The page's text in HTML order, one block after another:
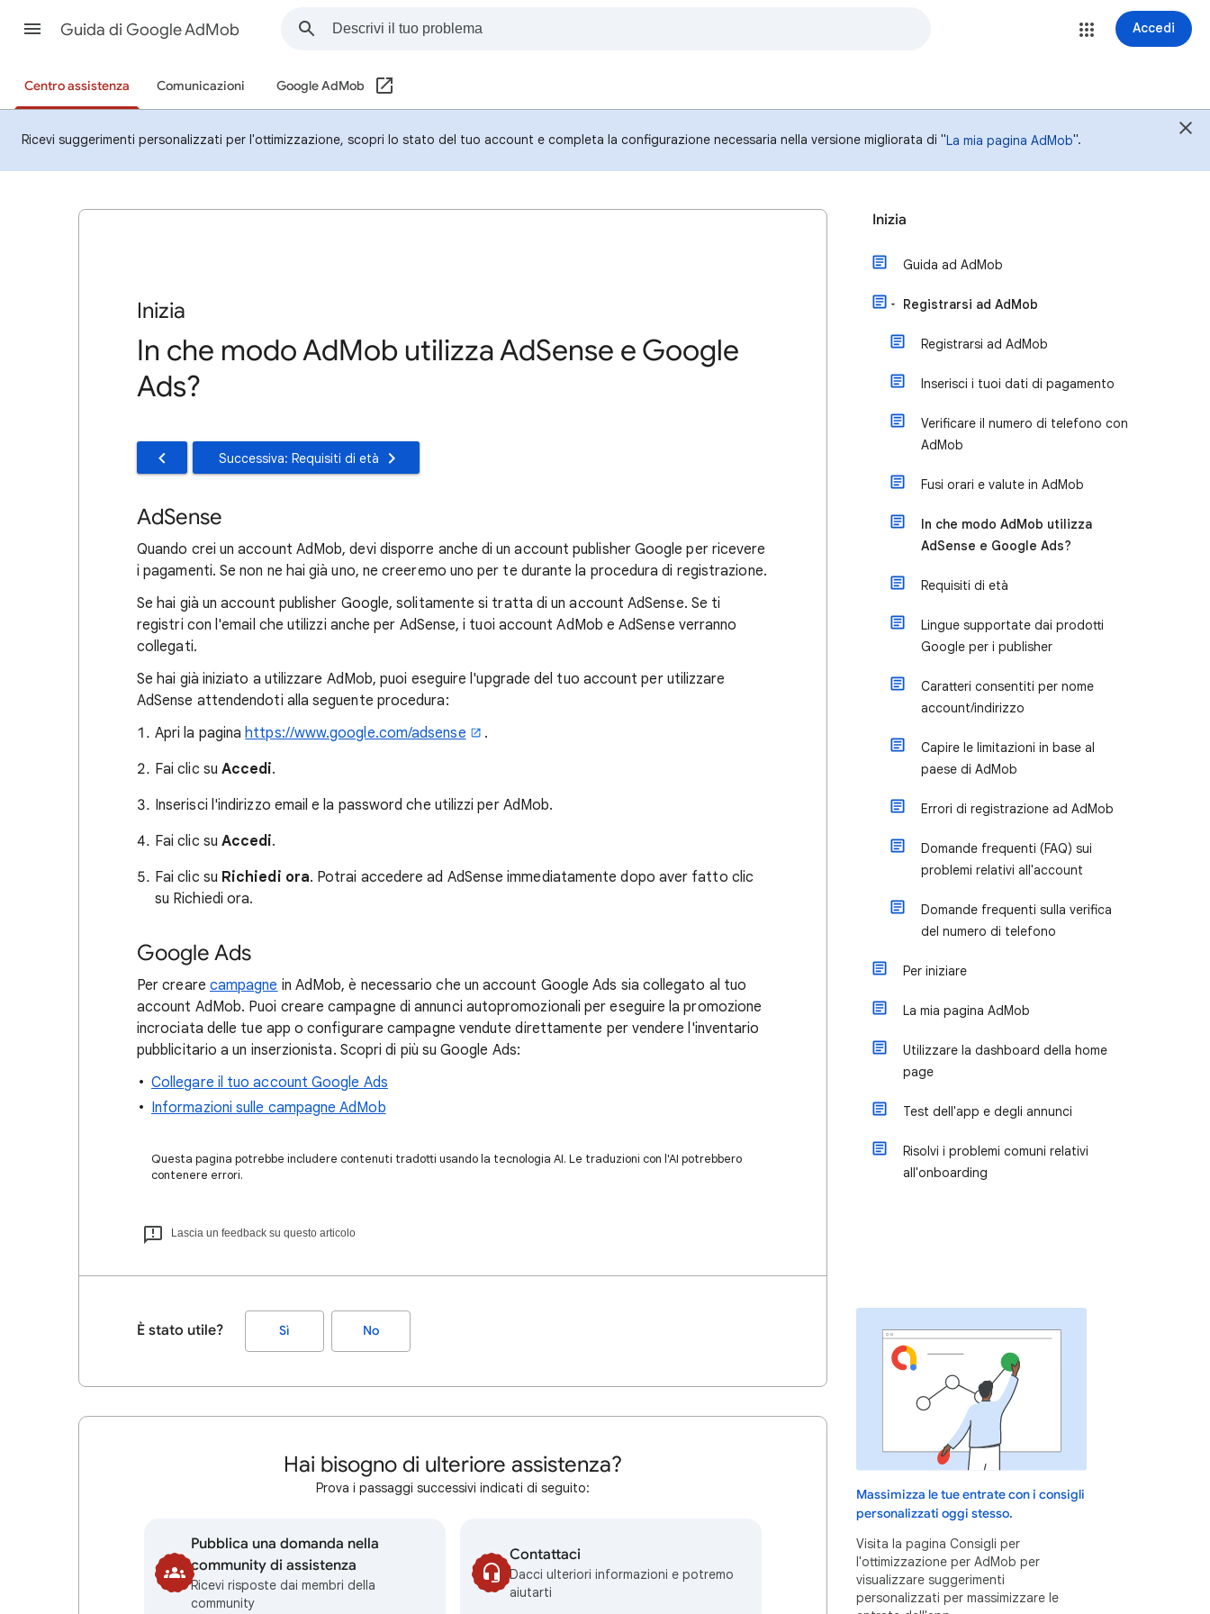
Guida di Google AdMob Accedi
Centro assistenza Comunicazioni Google AdMob
Ricevi suggerimenti personalizzati per l'ottimizzazione, scopri lo stato del tuo account e completa la configurazione necessaria nella versione migliorata di "La mia pagina AdMob".
Inizia
In che modo AdMob utilizza AdSense e Google
Ads?
Successiva: Requisiti di età
AdSense
Quando crei un account AdMob, devi disporre anche di un account publisher Google per ricevere
i pagamenti. Se non ne hai già uno, ne creeremo uno per te durante la procedura di registrazione.
Se hai già un account publisher Google, solitamente si tratta di un account AdSense. Se ti
registri con l'email che utilizzi anche per AdSense, i tuoi account AdMob e AdSense verranno
collegati.
Se hai già iniziato a utilizzare AdMob, puoi eseguire l'upgrade del tuo account per utilizzare
AdSense attendendoti alla seguente procedura:
Apri la paginahttps://www.google.com/adsense
.
Fai clic su Accedi.
Inserisci l'indirizzo email e la password che utilizzi per AdMob.
Fai clic su Accedi.
Fai clic su Richiedi ora. Potrai accedere ad AdSense immediatamente dopo aver fatto clic
su Richiedi ora.
Google Ads
Per creare campagne in AdMob, è necessario che un account Google Ads sia collegato al tuo
account AdMob. Puoi creare campagne di annunci autopromozionali per eseguire la promozione
incrociata delle tue app o configurare campagne vendute direttamente per vendere l'inventario
pubblicitario a un inserzionista. Scopri di più su Google Ads:
Collegare il tuo account Google Ads
Informazioni sulle campagne AdMob
Questa pagina potrebbe includere contenuti tradotti usando la tecnologia AI. Le traduzioni con l'AI potrebbero
contenere errori.
Lascia un feedback su questo articolo
È stato utile? Sì No
Hai bisogno di ulteriore assistenza?
Prova i passaggi successivi indicati di seguito:
Pubblica una domanda nella
community di assistenza
Ricevi risposte dai membri della
community
Contattaci
Dacci ulteriori informazioni e potremo
aiutarti
Inizia
Guida ad AdMob
Registrarsi ad AdMob
Registrarsi ad AdMob
Inserisci i tuoi dati di pagamento
Verificare il numero di telefono con
AdMob
Fusi orari e valute in AdMob
In che modo AdMob utilizza
AdSense e Google Ads?
Requisiti di età
Lingue supportate dai prodotti
Google per i publisher
Caratteri consentiti per nome
account/indirizzo
Capire le limitazioni in base al
paese di AdMob
Errori di registrazione ad AdMob
Domande frequenti (FAQ) sui
problemi relativi all'account
Domande frequenti sulla verifica
del numero di telefono
Per iniziare
La mia pagina AdMob
Utilizzare la dashboard della home
page
Test dell'app e degli annunci
Risolvi i problemi comuni relativi
all'onboarding
Massimizza le tue entrate con i consigli
personalizzati oggi stesso.
Visita la pagina Consigli per
l'ottimizzazione per AdMob per
visualizzare suggerimenti
personalizzati per massimizzare le